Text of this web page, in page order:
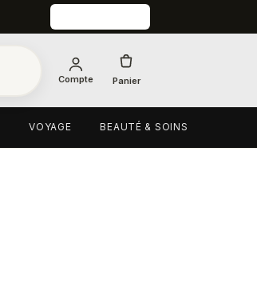
Compte Panier
VOYAGE BEAUTÉ & SOINS